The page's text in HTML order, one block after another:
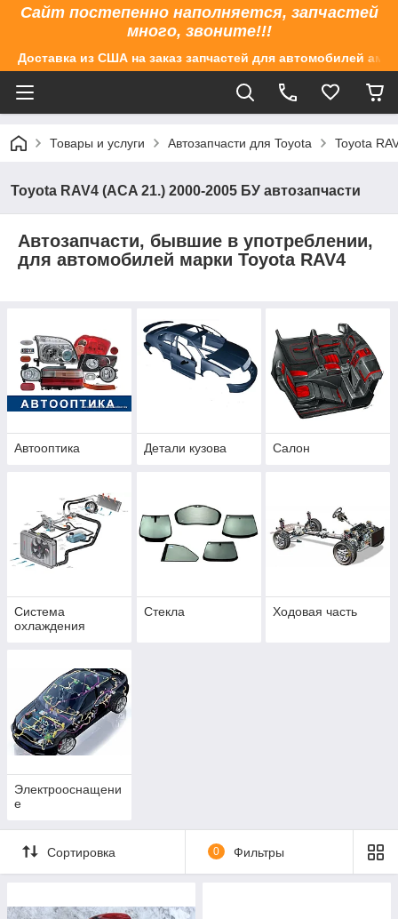
Сайт постепенно наполняется, запчастей
много, звоните!!!
Доставка из США на заказ запчастей для автомобилей
Товары и услуги Автозапчасти для Toyota Toyota
Toyota RAV4 (ACA 21.) 2000-2005 БУ автозапчасти
Автозапчасти, бывшие в употреблении,
для автомобилей марки Toyota RAV4
Автооптика Детали кузова Салон
Система
охлаждения
Стекла Ходовая часть
Электрооснащени
е
Сортировка 0 Фильтры